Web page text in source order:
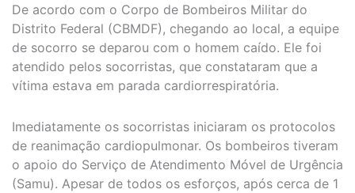
De acordo com o Corpo de Bombeiros Militar do
Distrito Federal (CBMDF), chegando ao local, a equipe
de socorro se deparou com o homem caído. Ele foi
atendido pelos socorristas, que constataram que a
vítima estava em parada cardiorrespiratória.
Imediatamente os socorristas iniciaram os protocolos
de reanimação cardiopulmonar. Os bombeiros tiveram
o apoio do Serviço de Atendimento Móvel de Urgência
(Samu). Apesar de todos os esforços, após cerca de 1